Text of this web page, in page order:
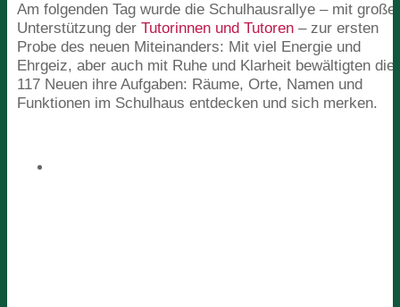
Am folgenden Tag wurde die Schulhausrallye – mit
Unterstützung derTutorinnen und Tutoren – zur ersten
Probe des neuen Miteinanders: Mit viel Energie und
Ehrgeiz, aber auch mit Ruhe und Klarheit bewältigten die
117 Neuen ihre Aufgaben: Räume, Orte, Namen und
Funktionen im Schulhaus entdecken und sich merken.